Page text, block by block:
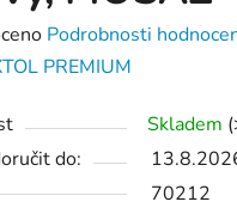
Podrobnosti
PREMIUM
Skladem
do:
70212